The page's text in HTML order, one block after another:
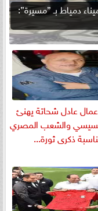
دمياط بـ ”مسيرة”:
عادل شحاتة يهنئ
والشعب المصري
ذكرى ثورة...